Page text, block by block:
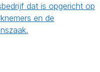
dat is opgericht op
en de